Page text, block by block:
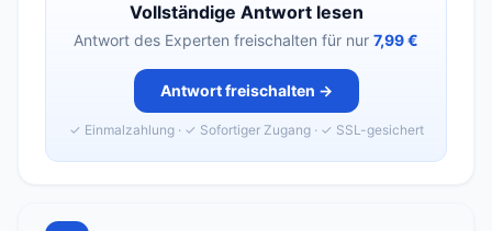
Vollständige Antwort lesen
Antwort des Experten freischalten für nur 7,99 €
Antwort freischalten →
✓ Einmalzahlung · ✓ Sofortiger Zugang · ✓ SSL-gesichert